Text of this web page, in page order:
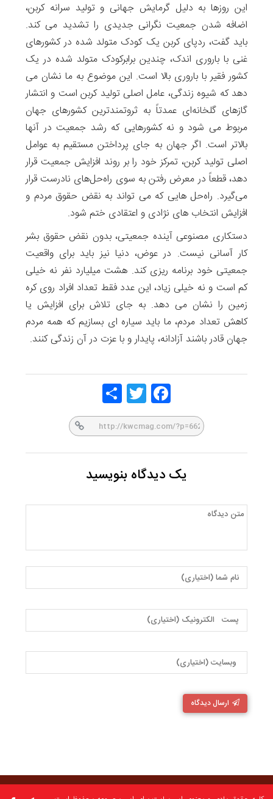
این روزها به دلیل گرمایش جهانی و تولید سرانه کربن،
اضافه شدن جمعیت نگرانی جدیدی را تشدید می کند.
باید گفت، ردپای کربن یک کودک متولد شده در کشورهای
غنی با باروری اندک، چندین برابرکودک متولد شده در یک
کشور فقیر با باروری بالا است. این موضوع به ما نشان می
دهد که شیوه زندگی، عامل اصلی تولید کربن است و انتشار
گازهای گلخانه‌ای عمدتاً به ثروتمندترین کشورهای جهان
مربوط می شود و نه کشورهایی که رشد جمعیت در آنها
بالاتر است. اگر جهان به جای پرداختن مستقیم به عوامل
اصلی تولید کربن، تمرکز خود را بر روند افزایش جمعیت قرار
دهد، قطعاً در معرض رفتن به سوی راه‌حل‌های نادرست قرار
می‌گیرد. راه‌حل ‌هایی که می تواند به نقض حقوق مردم و
افزایش انتخاب های نژادی و اعتقادی ختم شود.
دستکاری مصنوعی آینده جمعیتی، بدون نقض حقوق بشر
کار آسانی نیست. در عوض، دنیا نیز باید برای واقعیت
جمعیتی خود برنامه ریزی کند. هشت میلیارد نفر نه خیلی
کم است و نه خیلی زیاد، این عدد فقط تعداد افراد روی کره
زمین را نشان می دهد. به جای تلاش برای افزایش یا
کاهش تعداد مردم، ما باید سیاره ای بسازیم که همه مردم
جهان قادر باشند آزادانه، پایدار و با عزت در آن زندگی کنند.
Face
book
Twitt
er
یک دیدگاه بنویسید
ارسال دیدگاه